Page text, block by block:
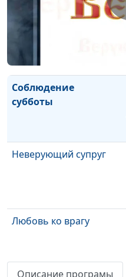
Защита Бога
Соблюдение
субботы
Неверующий супруг
Любовь ко врагу
Описание програмы